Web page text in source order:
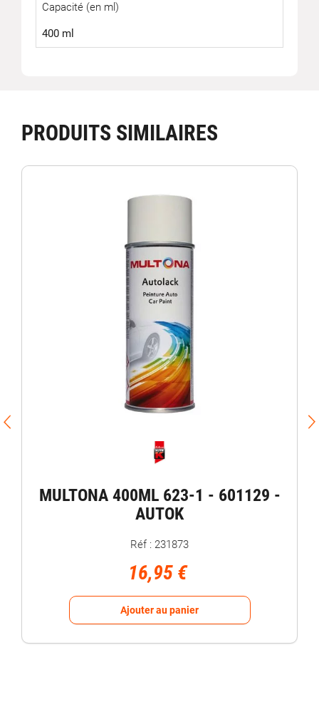
Capacité (en ml)
400 ml
PRODUITS SIMILAIRES
MULTONA 400ML 623-1 - 601129 -
AUTOK
Réf : 231873
16,95 €
Ajouter au panier